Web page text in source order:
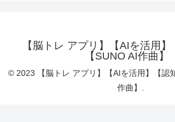
【脳トレ アプリ】【AIを活用】
【SUNO AI作曲】
© 2023 【脳トレ アプリ】【AIを活用】【認
作曲】.